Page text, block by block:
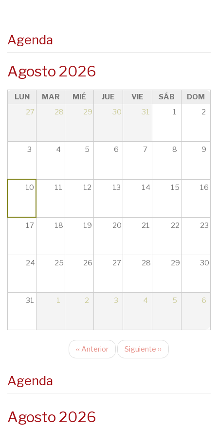
Agenda
Agosto 2026
LUN MAR MIÉ JUE VIE SÁB
DOM
27
28 29 30 31 1 2
3 4 5 6 7 8 9
10 11 12 13 14 15 16
17 18 19 20 21 22 23
24 25 26 27 28 29 30
31 1 2 3 4 5 6
Paginación
‹‹ Anterior Siguiente ››
Agenda
Agosto 2026